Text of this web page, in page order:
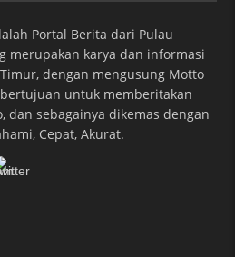
Portal Berita dari Pulau
merupakan karya dan informasi
dengan mengusung Motto
bertujuan untuk memberitakan
dan sebagainya dikemas dengan
Cepat, Akurat.